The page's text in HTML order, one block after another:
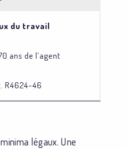
du travail
ans de l’agent
R4624-46
légaux. Une